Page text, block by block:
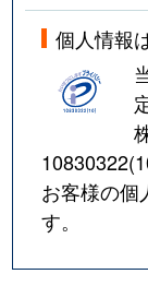
個人情報
お客様の個
す。